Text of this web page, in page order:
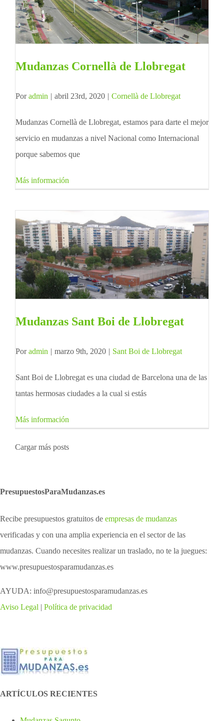
Mudanzas Cornellà de Llobregat
Poradmin | abril 23rd, 2020 | Cornellà de Llobregat
Mudanzas Cornellà de Llobregat, estamos para darte el mejor
servicio en mudanzas a nivel Nacional como Internacional
porque sabemos que
Más información
Mudanzas Sant Boi de Llobregat
Poradmin | marzo 9th, 2020 | Sant Boi de Llobregat
Sant Boi de Llobregat es una ciudad de Barcelona una de las
tantas hermosas ciudades a la cual si estás
Más información
Cargar más posts
PresupuestosParaMudanzas.es
Recibe presupuestos gratuitos de empresas de mudanzas
verificadas y con una amplia experiencia en el sector de las
mudanzas. Cuando necesites realizar un traslado, no te la juegues:
www.presupuestosparamudanzas.es
AYUDA: info@presupuestosparamudanzas.es
Aviso Legal | Política de privacidad
ARTÍCULOS RECIENTES